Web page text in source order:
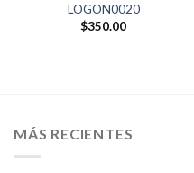
LOGON0020
$350.00
MÁS RECIENTES